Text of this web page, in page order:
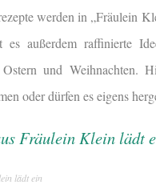
werden in „Fräulein
außerdem raffinierte
und Weihnachten.
oder dürfen es eigens
lädt ein